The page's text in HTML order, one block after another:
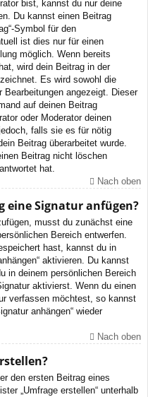
bist, kannst du nur deine
Du kannst einen Beitrag
Symbol für den
ist dies nur für einen
möglich. Wenn bereits
wird dein Beitrag in der
Es wird sowohl die
angezeigt. Dieser
auf deinen Beitrag
oder Moderator deinen
falls sie es für nötig
Beitrag überarbeitet wurde.
Beitrag nicht löschen
hat.
Nach oben
eine Signatur anfügen?
musst du zunächst eine
Bereich entwerfen.
hast, kannst du in
aktivieren. Du kannst
in deinem persönlichen Bereich
aktivierst. Wenn du einen
verfassen möchtest, so kannst
anhängen“ wieder
Nach oben
den ersten Beitrag eines
„Umfrage erstellen“ unterhalb